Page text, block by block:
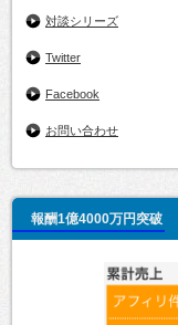
対談シリーズ
Twitter
Facebook
お問い合わせ
報酬1億4000万円突破